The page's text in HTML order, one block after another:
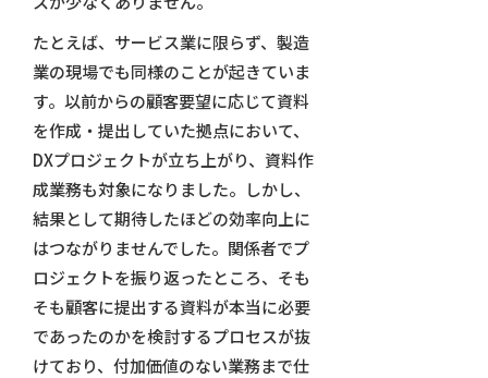
たとえば、サービス業に限らず、製造
業の現場でも同様のことが起きていま
す。以前からの顧客要望に応じて資料
を作成・提出していた拠点において、
DXプロジェクトが立ち上がり、資料作
成業務も対象になりました。しかし、
結果として期待したほどの効率向上に
はつながりませんでした。関係者でプ
ロジェクトを振り返ったところ、そも
そも顧客に提出する資料が本当に必要
であったのかを検討するプロセスが抜
けており、付加価値のない業務まで仕